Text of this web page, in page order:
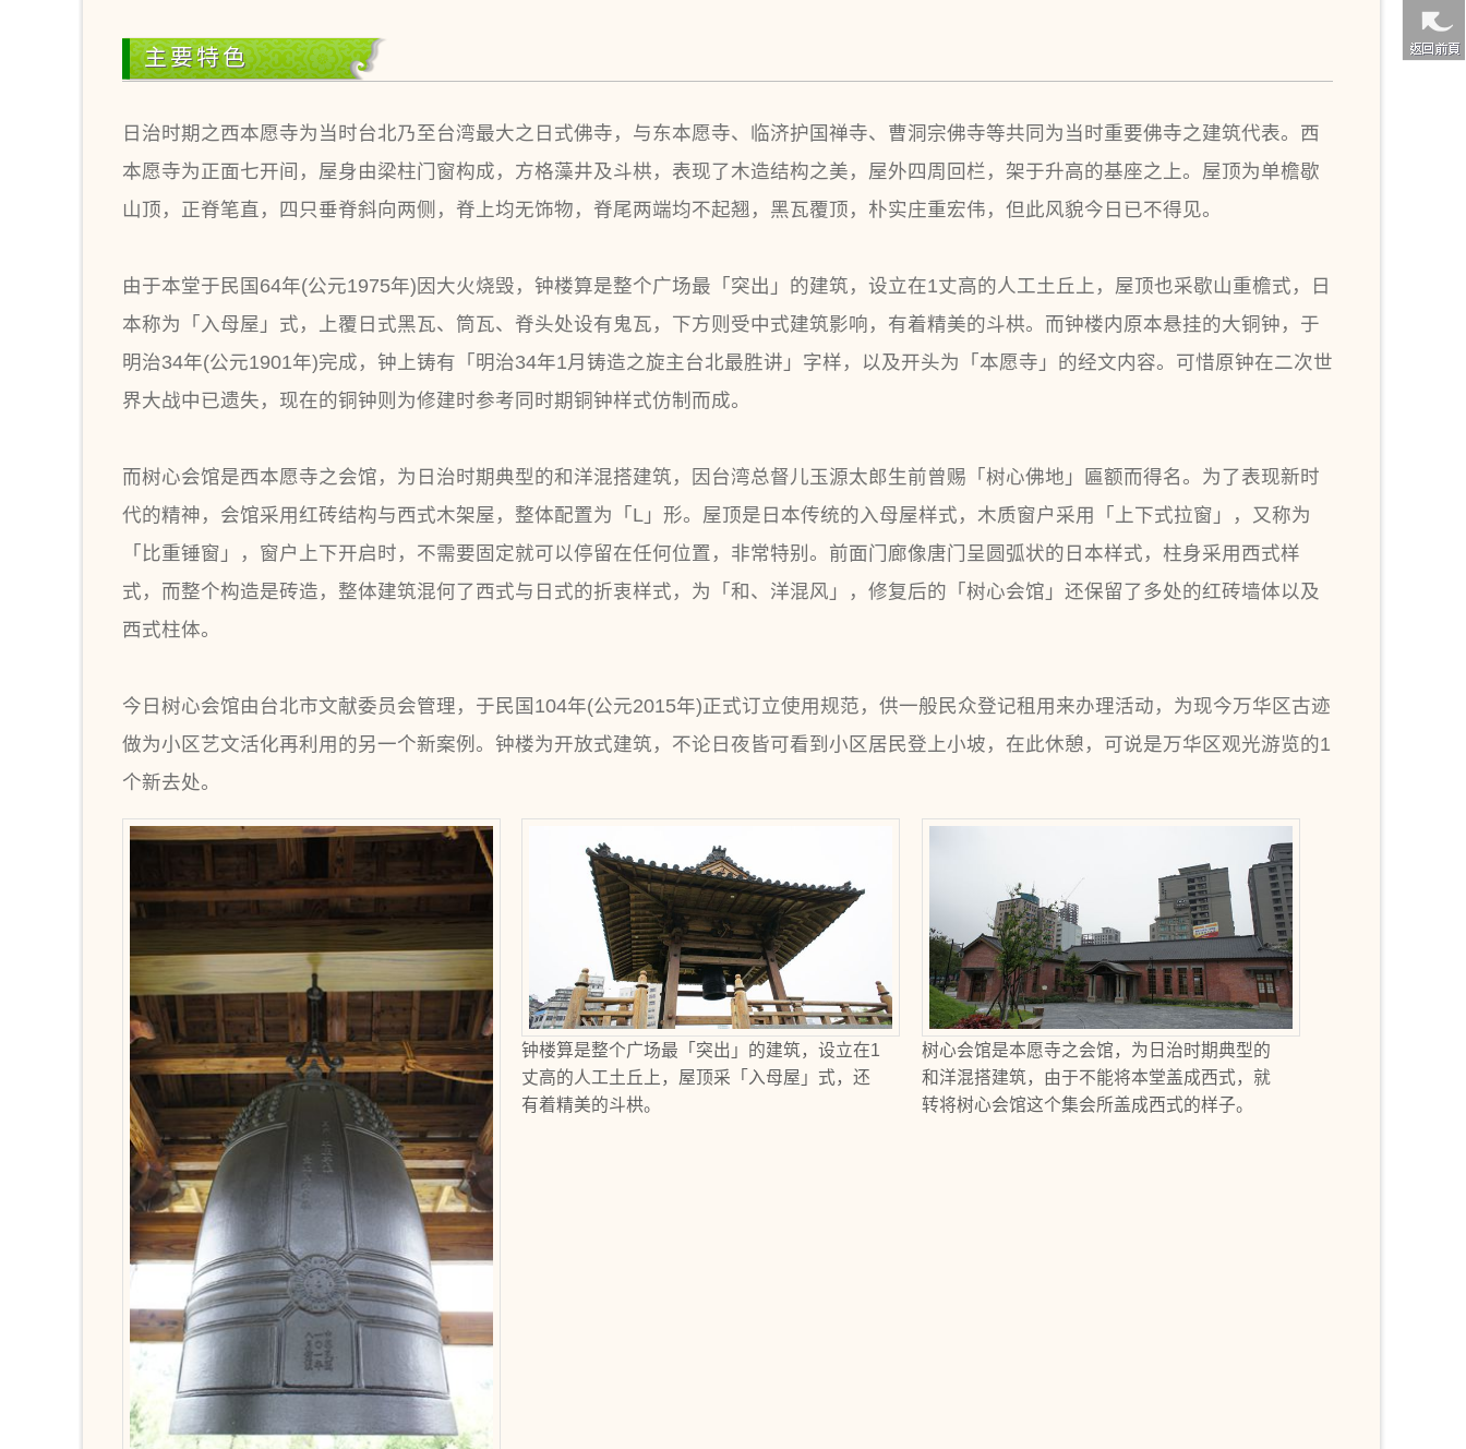
主要特色
日治时期之西本愿寺为当时台北乃至台湾最大之日式佛寺，与东本愿寺、临济护国禅寺、曹洞宗佛寺等共同为当时重要佛寺之建筑代表。西
本愿寺为正面七开间，屋身由梁柱门窗构成，方格藻井及斗栱，表现了木造结构之美，屋外四周回栏，架于升高的基座之上。屋顶为单檐歇
山顶，正脊笔直，四只垂脊斜向两侧，脊上均无饰物，脊尾两端均不起翘，黑瓦覆顶，朴实庄重宏伟，但此风貌今日已不得见。
由于本堂于民国64年(公元1975年)因大火烧毁，钟楼算是整个广场最「突出」的建筑，设立在1丈高的人工土丘上，屋顶也采歇山重檐式，日
本称为「入母屋」式，上覆日式黑瓦、筒瓦、脊头处设有鬼瓦，下方则受中式建筑影响，有着精美的斗栱。而钟楼内原本悬挂的大铜钟，于
明治34年(公元1901年)完成，钟上铸有「明治34年1月铸造之旋主台北最胜讲」字样，以及开头为「本愿寺」的经文内容。可惜原钟在二次世
界大战中已遗失，现在的铜钟则为修建时参考同时期铜钟样式仿制而成。
而树心会馆是西本愿寺之会馆，为日治时期典型的和洋混搭建筑，因台湾总督儿玉源太郎生前曾赐「树心佛地」匾额而得名。为了表现新时
代的精神，会馆采用红砖结构与西式木架屋，整体配置为「L」形。屋顶是日本传统的入母屋样式，木质窗户采用「上下式拉窗」，又称为
「比重锤窗」，窗户上下开启时，不需要固定就可以停留在任何位置，非常特别。前面门廊像唐门呈圆弧状的日本样式，柱身采用西式样
式，而整个构造是砖造，整体建筑混何了西式与日式的折衷样式，为「和、洋混风」，修复后的「树心会馆」还保留了多处的红砖墙体以及
西式柱体。
今日树心会馆由台北市文献委员会管理，于民国104年(公元2015年)正式订立使用规范，供一般民众登记租用来办理活动，为现今万华区古迹
做为小区艺文活化再利用的另一个新案例。钟楼为开放式建筑，不论日夜皆可看到小区居民登上小坡，在此休憩，可说是万华区观光游览的1
个新去处。
钟楼算是整个广场最「突出」的建筑，设立在1
丈高的人工土丘上，屋顶采「入母屋」式，还
有着精美的斗栱。
树心会馆是本愿寺之会馆，为日治时期典型的
和洋混搭建筑，由于不能将本堂盖成西式，就
转将树心会馆这个集会所盖成西式的样子。